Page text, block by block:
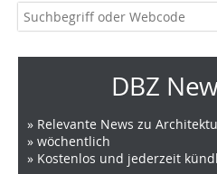
DBZ
» Relevante News zu
» wöchentlich
» Kostenlos und jederzeit